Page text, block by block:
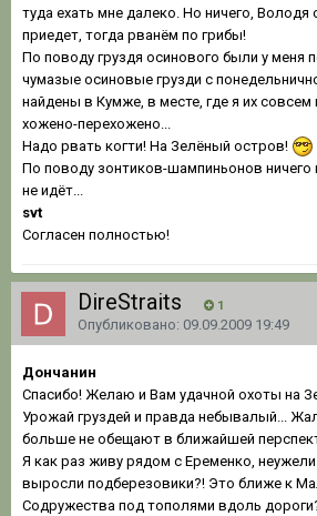
туда ехать мне далеко. Но ничего, Володя
приедет, тогда рванём по грибы!
По поводу груздя осинового были у меня
чумазые осиновые грузди с
найдены в Кумже, в месте, где я их совсем
хожено-перехожено...
Надо рвать когти! На Зелёный остров!
По поводу зонтиков-шампиньонов ничего
не идёт...
svt
Согласен полностью!
DireStraits 1
Опубликовано: 09.09.2009 19:49
Дончанин
Спасибо! Желаю и Вам удачной охоты на
Урожай груздей и правда небывалый...
больше не обещают в ближайшей
Я как раз живу рядом с Еременко,
выросли подберезовики?! Это ближе к
Содружества под тополями вдоль